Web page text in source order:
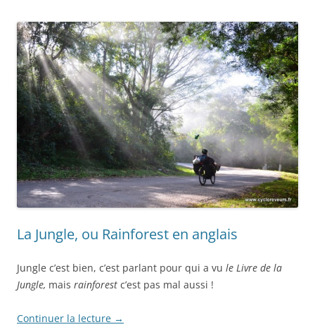
La Jungle, ou Rainforest en anglais
Jungle c’est bien, c’est parlant pour qui a vu le Livre de la
Jungle, mais rainforest c’est pas mal aussi !
Continuer la lecture →